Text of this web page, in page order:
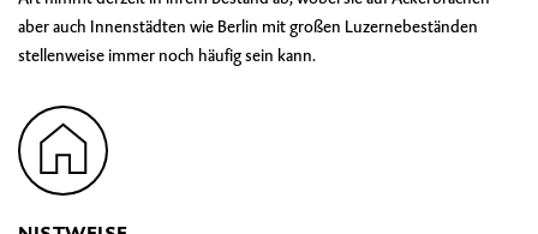
aber auch Innenstädten wie Berlin mit großen Luzernebeständen
stellenweise immer noch häufig sein kann.